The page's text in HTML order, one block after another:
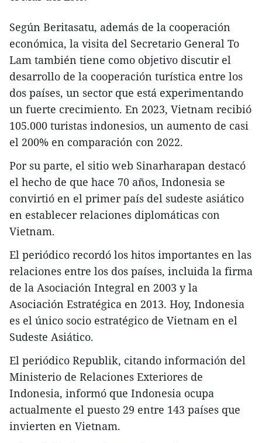
Según Beritasatu, además de la cooperación
económica, la visita del Secretario General To
Lam también tiene como objetivo discutir el
desarrollo de la cooperación turística entre los
dos países, un sector que está experimentando
un fuerte crecimiento. En 2023, Vietnam recibió
105.000 turistas indonesios, un aumento de casi
el 200% en comparación con 2022.
Por su parte, el sitio web Sinarharapan destacó
el hecho de que hace 70 años, Indonesia se
convirtió en el primer país del sudeste asiático
en establecer relaciones diplomáticas con
Vietnam.
El periódico recordó los hitos importantes en las
relaciones entre los dos países, incluida la firma
de la Asociación Integral en 2003 y la
Asociación Estratégica en 2013. Hoy, Indonesia
es el único socio estratégico de Vietnam en el
Sudeste Asiático.
El periódico Republik, citando información del
Ministerio de Relaciones Exteriores de
Indonesia, informó que Indonesia ocupa
actualmente el puesto 29 entre 143 países que
invierten en Vietnam.